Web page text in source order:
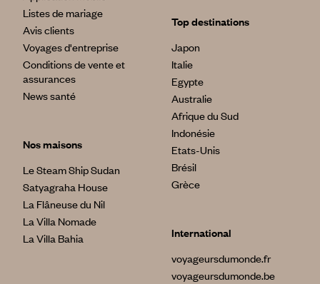
Listes de mariage
Avis clients
Voyages d'entreprise
Conditions de vente et
assurances
News santé
Nos maisons
Le Steam Ship Sudan
Satyagraha House
La Flâneuse du Nil
La Villa Nomade
La Villa Bahia
Top destinations
Japon
Italie
Egypte
Australie
Afrique du Sud
Indonésie
Etats-Unis
Brésil
Grèce
International
voyageursdumonde.fr
voyageursdumonde.be